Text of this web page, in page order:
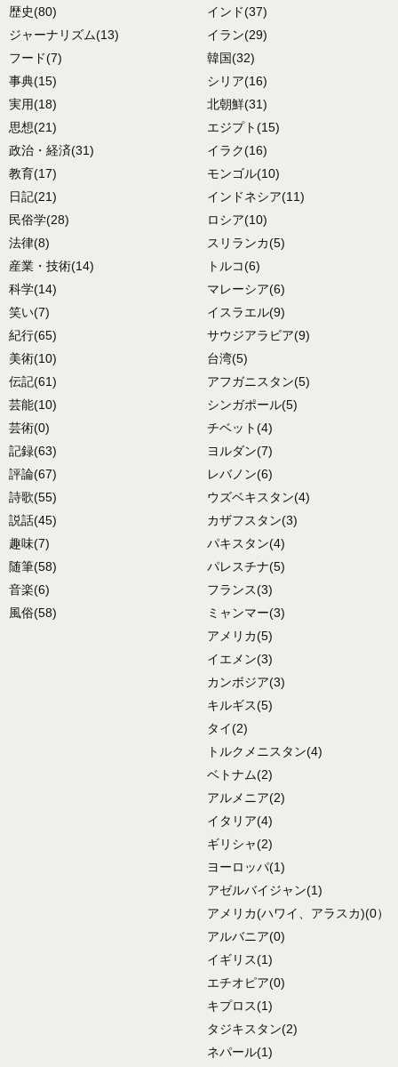
歴史(80)
ジャーナリズム(13)
フード(7)
事典(15)
実用(18)
思想(21)
政治・経済(31)
教育(17)
日記(21)
民俗学(28)
法律(8)
産業・技術(14)
科学(14)
笑い(7)
紀行(65)
美術(10)
伝記(61)
芸能(10)
芸術(0)
記録(63)
評論(67)
詩歌(55)
説話(45)
趣味(7)
随筆(58)
音楽(6)
風俗(58)
インド(37)
イラン(29)
韓国(32)
シリア(16)
北朝鮮(31)
エジプト(15)
イラク(16)
モンゴル(10)
インドネシア(11)
ロシア(10)
スリランカ(5)
トルコ(6)
マレーシア(6)
イスラエル(9)
サウジアラビア(9)
台湾(5)
アフガニスタン(5)
シンガポール(5)
チベット(4)
ヨルダン(7)
レバノン(6)
ウズベキスタン(4)
カザフスタン(3)
パキスタン(4)
パレスチナ(5)
フランス(3)
ミャンマー(3)
アメリカ(5)
イエメン(3)
カンボジア(3)
キルギス(5)
タイ(2)
トルクメニスタン(4)
ベトナム(2)
アルメニア(2)
イタリア(4)
ギリシャ(2)
ヨーロッパ(1)
アゼルバイジャン(1)
アメリカ(ハワイ、アラスカ)(0）
アルバニア(0)
イギリス(1)
エチオピア(0)
キプロス(1)
タジキスタン(2)
ネパール(1)